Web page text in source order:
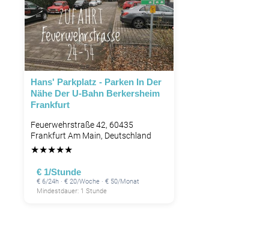
Hans' Parkplatz - Parken In Der
Nähe Der U-Bahn Berkersheim
Frankfurt
Feuerwehrstraße 42, 60435
Frankfurt Am Main, Deutschland
★★★★★
€ 1/Stunde
€ 6/24h · € 20/Woche · € 50/Monat
Mindestdauer: 1 Stunde